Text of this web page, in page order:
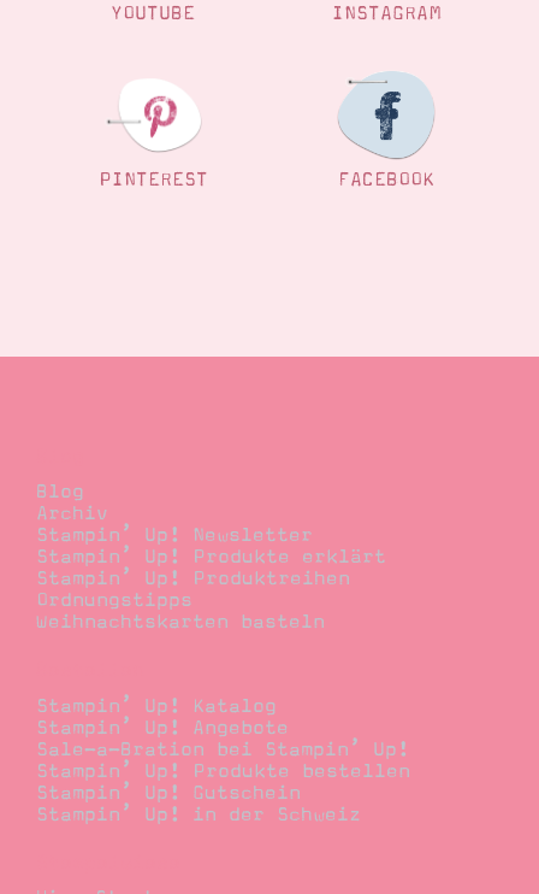
YOUTUBE INSTAGRAM
PINTEREST FACEBOOK
Blog
Archiv
Stampin’ Up! Newsletter
Stampin’ Up! Produkte erklärt
Stampin’ Up! Produktreihen
Ordnungstipps
Weihnachtskarten basteln
Stampin’ Up! Katalog
Stampin’ Up! Angebote
Sale-a-Bration bei Stampin’ Up!
Stampin’ Up! Produkte bestellen
Stampin’ Up! Gutschein
Stampin’ Up! in der Schweiz